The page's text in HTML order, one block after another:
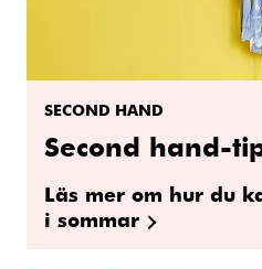
SECOND HAND
Second hand-
Läs mer om hur du
i sommar